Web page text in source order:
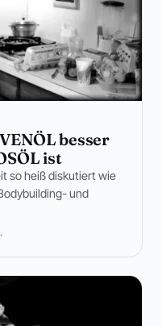
besser
ist
so heiß diskutiert wie
und